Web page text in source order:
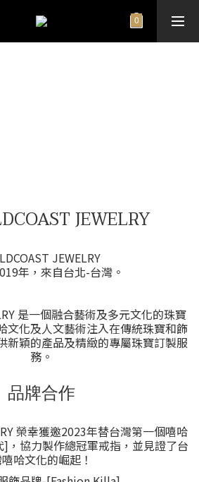
JEWELRY
JEWELRY
年，來自台北-台灣。
是一個融合藝術及多元文化的珠寶
文化及人文藝術注入在傳統珠寶和飾
新穎的產品及精緻的專屬珠寶訂製服
務。
品牌合作
榮幸獲邀2023年替台灣第一個嘻哈
，協力製作總冠軍戒指，並見證了台
哈文化的崛起！